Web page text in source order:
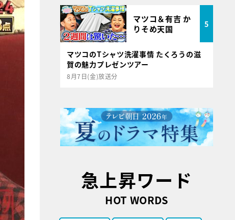
マツコ＆有吉 か
りそめ天国
5
マツコのTシャツ洗濯事情 たくろうの滋
賀の魅力プレゼンツアー
8月7日(金)放送分
急上昇ワード
HOT WORDS